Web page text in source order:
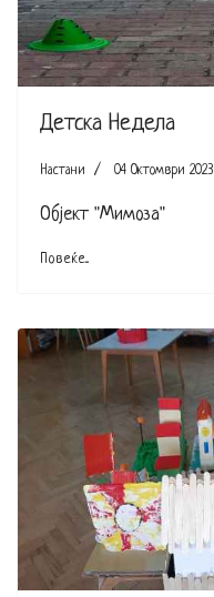
Детска Недела
Настани 04 Октомври 2023
Објект "Мимоза"
Повеќе...